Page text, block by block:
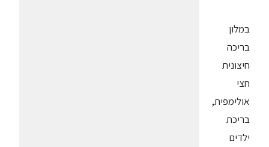
במלון
בריכה
חיצונית
חצי
אולימפית,
בריכת
ילדים